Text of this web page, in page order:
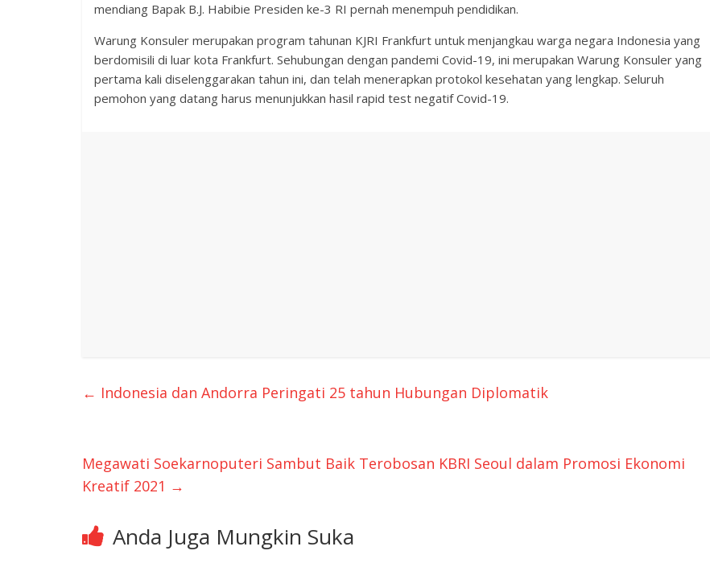
mendiang Bapak B.J. Habibie Presiden ke-3 RI pernah menempuh pendidikan.
Warung Konsuler merupakan program tahunan KJRI Frankfurt untuk menjangkau warga negara Indonesia yang
berdomisili di luar kota Frankfurt. Sehubungan dengan pandemi Covid-19, ini merupakan Warung Konsuler yang
pertama kali diselenggarakan tahun ini, dan telah menerapkan protokol kesehatan yang lengkap. Seluruh
pemohon yang datang harus menunjukkan hasil rapid test negatif Covid-19.
← Indonesia dan Andorra Peringati 25 tahun Hubungan Diplomatik
Megawati Soekarnoputeri Sambut Baik Terobosan KBRI Seoul dalam Promosi Ekonomi
Kreatif 2021 →
Anda Juga Mungkin Suka